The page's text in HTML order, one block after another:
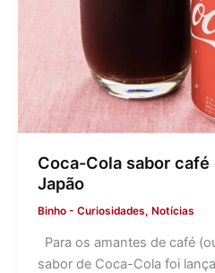
Coca-Cola sabor café
Japão
Binho - Curiosidades, Notícias
Para os amantes de café
sabor de Coca-Cola foi